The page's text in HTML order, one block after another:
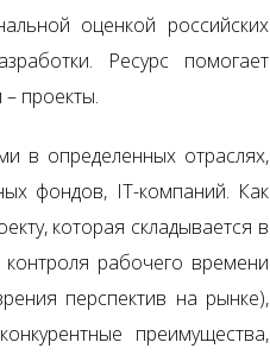
оценкой российских
Ресурс помогает
проекты.
в определенных отраслях,
фондов, IT-компаний. Как
которая складывается в
рабочего времени
перспектив на рынке),
преимущества,